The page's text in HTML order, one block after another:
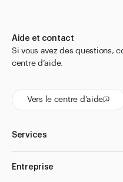
Aide et contact
Si vous avez des questions,
centre d’aide.
Vers le centre d’aide
Services
Entreprise